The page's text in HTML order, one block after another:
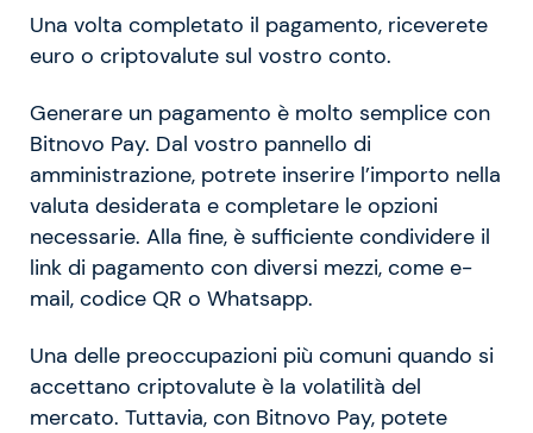
Una volta completato il pagamento, riceverete
euro o criptovalute sul vostro conto.
Generare un pagamento è molto semplice con
Bitnovo Pay. Dal vostro pannello di
amministrazione, potrete inserire l’importo nella
valuta desiderata e completare le opzioni
necessarie. Alla fine, è sufficiente condividere il
link di pagamento con diversi mezzi, come e-
mail, codice QR o Whatsapp.
Una delle preoccupazioni più comuni quando si
accettano criptovalute è la volatilità del
mercato. Tuttavia, con Bitnovo Pay, potete